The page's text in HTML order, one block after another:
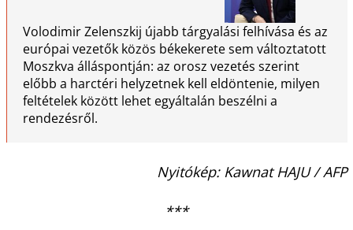
Volodimir Zelenszkij újabb tárgyalási felhívása és az
európai vezetők közös békekerete sem változtatott
Moszkva álláspontján: az orosz vezetés szerint
előbb a harctéri helyzetnek kell eldöntenie, milyen
feltételek között lehet egyáltalán beszélni a
rendezésről.
Nyitókép: Kawnat HAJU / AFP
***